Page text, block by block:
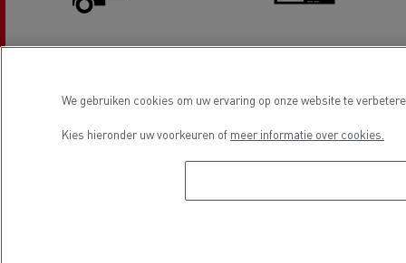
We gebruiken cookies om uw ervaring op onze website te
Kies hieronder uw voorkeuren of meer informatie over cookies.